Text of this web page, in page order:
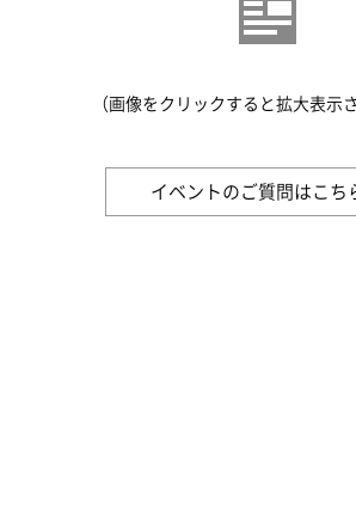
（画像をクリックすると拡大表示
イベントのご質問はこち